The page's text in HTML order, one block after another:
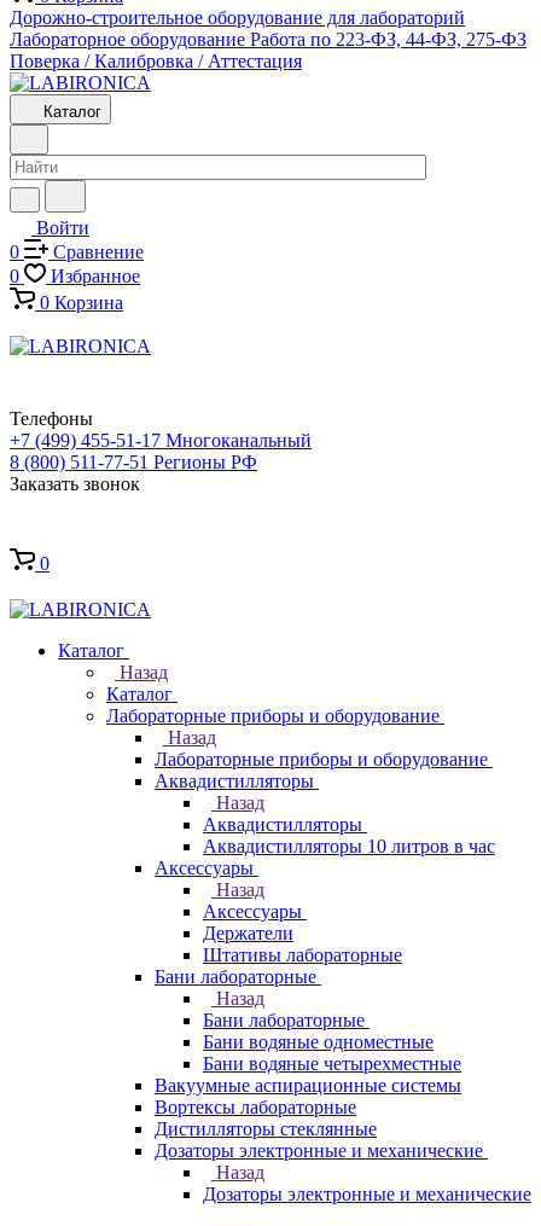
Дорожно-строительное оборудование для лабораторий
Лабораторное оборудование Работа по 223-ФЗ, 44-ФЗ, 275-ФЗ
Поверка / Калибровка / Аттестация
Каталог
Войти
0
Сравнение
0
Избранное
0 Корзина
Телефоны
+7 (499) 455-51-17 Многоканальный
8 (800) 511-77-51 Регионы РФ
Заказать звонок
0
Каталог
Назад
Каталог
Лабораторные приборы и оборудование
Назад
Лабораторные приборы и оборудование
Аквадистилляторы
Назад
Аквадистилляторы
Аквадистилляторы 10 литров в час
Аксессуары
Назад
Аксессуары
Держатели
Штативы лабораторные
Бани лабораторные
Назад
Бани лабораторные
Бани водяные одноместные
Бани водяные четырехместные
Вакуумные аспирационные системы
Вортексы лабораторные
Дистилляторы стеклянные
Дозаторы электронные и механические
Назад
Дозаторы электронные и механические